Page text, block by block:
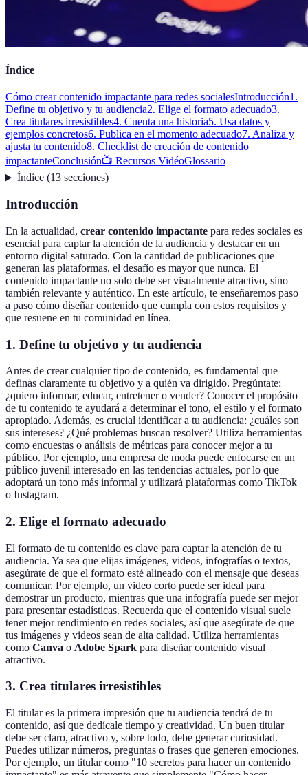
Índice
Cómo crear contenido impactante para redes socialesIntroducción1.
Define tu objetivo y tu audiencia2. Elige el formato adecuado3.
Crea titulares irresistibles4. Cuenta una historia5. Usa datos y
ejemplos concretos6. Publica en el momento adecuado7. Analiza y
ajusta tu contenido8. Checklist de creación de contenido
impactanteConclusión📺 Recursos VidéoGlossario
Índice(13 secciones)
Introducción
En la actualidad, crear contenido impactante para redes sociales es
esencial para captar la atención de la audiencia y destacar en un
entorno digital saturado. Con la cantidad de publicaciones que
generan las plataformas, el desafío es mayor que nunca. El
contenido impactante no solo debe ser visualmente atractivo, sino
también relevante y auténtico. En este artículo, te enseñaremos paso
a paso cómo diseñar contenido que cumpla con estos requisitos y
que resuene en tu comunidad en línea.
1. Define tu objetivo y tu audiencia
Antes de crear cualquier tipo de contenido, es fundamental que
definas claramente tu objetivo y a quién va dirigido. Pregúntate:
¿quiero informar, educar, entretener o vender? Conocer el propósito
de tu contenido te ayudará a determinar el tono, el estilo y el formato
apropiado. Además, es crucial identificar a tu audiencia: ¿cuáles son
sus intereses? ¿Qué problemas buscan resolver? Utiliza herramientas
como encuestas o análisis de métricas para conocer mejor a tu
público. Por ejemplo, una empresa de moda puede enfocarse en un
público juvenil interesado en las tendencias actuales, por lo que
adoptará un tono más informal y utilizará plataformas como TikTok
o Instagram.
2. Elige el formato adecuado
El formato de tu contenido es clave para captar la atención de tu
audiencia. Ya sea que elijas imágenes, videos, infografías o textos,
asegúrate de que el formato esté alineado con el mensaje que deseas
comunicar. Por ejemplo, un video corto puede ser ideal para
demostrar un producto, mientras que una infografía puede ser mejor
para presentar estadísticas. Recuerda que el contenido visual suele
tener mejor rendimiento en redes sociales, así que asegúrate de que
tus imágenes y videos sean de alta calidad. Utiliza herramientas
como Canva o Adobe Spark para diseñar contenido visual
atractivo.
3. Crea titulares irresistibles
El titular es la primera impresión que tu audiencia tendrá de tu
contenido, así que dedícale tiempo y creatividad. Un buen titular
debe ser claro, atractivo y, sobre todo, debe generar curiosidad.
Puedes utilizar números, preguntas o frases que generen emociones.
Por ejemplo, un titular como "10 secretos para hacer un contenido